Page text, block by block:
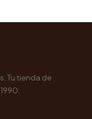
Tu tienda de